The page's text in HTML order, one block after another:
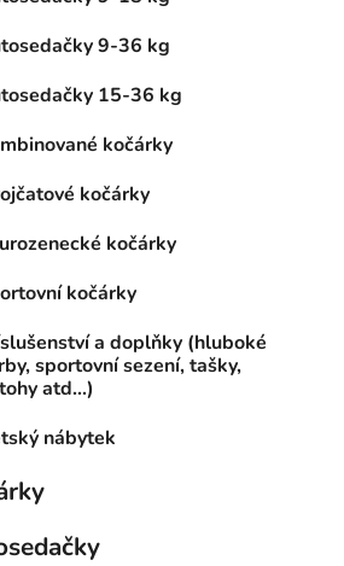
9-36 kg
15-36 kg
kočárky
kočárky
kočárky
kočárky
a doplňky (hluboké
sportovní sezení, tašky,
atd...)
nábytek